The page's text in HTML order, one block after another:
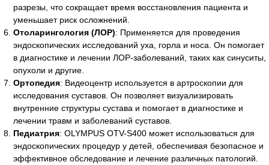
разрезы, что сокращает время восстановления пациента и
уменьшает риск осложнений.
Отоларингология (ЛОР): Применяется для проведения
эндоскопических исследований уха, горла и носа. Он помогает
в диагностике и лечении ЛОР-заболеваний, таких как синуситы,
опухоли и другие.
Ортопедия: Видеоцентр используется в артроскопии для
исследования суставов. Он позволяет визуализировать
внутренние структуры сустава и помогает в диагностике и
лечении травм и заболеваний суставов.
Педиатрия: OLYMPUS OTV-S400 может использоваться для
эндоскопических процедур у детей, обеспечивая безопасное и
эффективное обследование и лечение различных патологий.
Есть вопросы?
Оставьте номер и мы перезвоним!